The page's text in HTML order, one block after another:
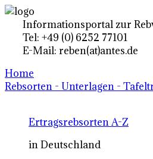
Informationsportal zur
Tel: +49 (0) 6252 77101
E-Mail: reben(at)antes.de
Home
Rebsorten - Unterlagen -
Ertragsrebsorten A-Z
in Deutschland